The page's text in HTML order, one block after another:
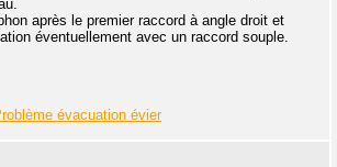
après le premier raccord à angle droit et
éventuellement avec un raccord souple.
évacuation évier